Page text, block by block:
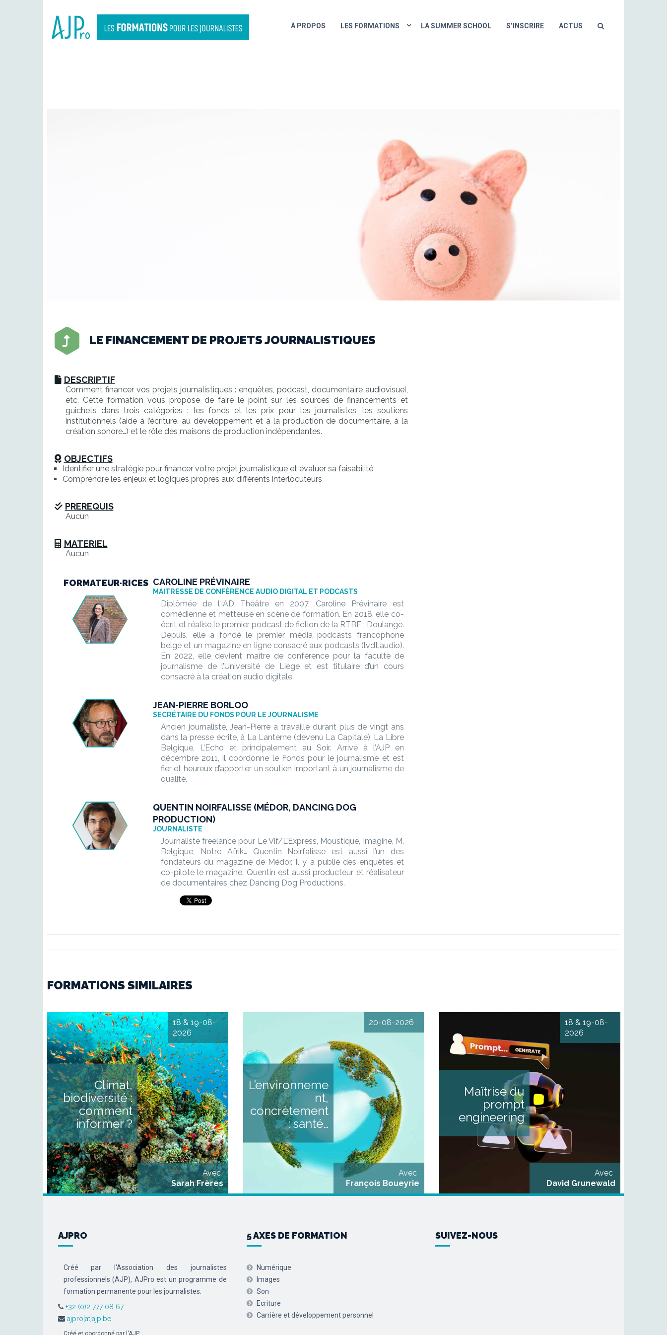
À PROPOS LES FORMATIONS LA SUMMER SCHOOL S’INSCRIRE ACTUS
LE FINANCEMENT DE PROJETS JOURNALISTIQUES
DESCRIPTIF
Comment financer vos projets journalistiques : enquêtes, podcast, documentaire audiovisuel,
etc. Cette formation vous propose de faire le point sur les sources de financements et
guichets dans trois catégories : les fonds et les prix pour les journalistes, les soutiens
institutionnels (aide à l’écriture, au développement et à la production de documentaire, à la
création sonore…) et le rôle des maisons de production indépendantes.
OBJECTIFS
Identifier une stratégie pour financer votre projet journalistique et évaluer sa faisabilité
Comprendre les enjeux et logiques propres aux différents interlocuteurs
PREREQUIS
Aucun
MATERIEL
Aucun
FORMATEUR·RICES CAROLINE PRÉVINAIRE
MAITRESSE DE CONFÉRENCE AUDIO DIGITAL ET PODCASTS
Diplômée de l’IAD Théâtre en 2007, Caroline Prévinaire est
comédienne et metteuse en scène de formation. En 2018, elle co-
écrit et réalise le premier podcast de fiction de la RTBF : Doulange.
Depuis, elle a fondé le premier média podcasts francophone
belge et un magazine en ligne consacré aux podcasts (lvdt.audio).
En 2022, elle devient maître de conférence pour la faculté de
journalisme de l’Université de Liège et est titulaire d’un cours
consacré à la création audio digitale.
JEAN-PIERRE BORLOO
SECRÉTAIRE DU FONDS POUR LE JOURNALISME
Ancien journaliste, Jean-Pierre a travaillé durant plus de vingt ans
dans la presse écrite, à La Lanterne (devenu La Capitale), La Libre
Belgique, L’Echo et principalement au Soir. Arrivé à l’AJP en
décembre 2011, il coordonne le Fonds pour le journalisme et est
fier et heureux d’apporter un soutien important à un journalisme de
qualité.
QUENTIN NOIRFALISSE (MÉDOR, DANCING DOG
PRODUCTION)
JOURNALISTE
Journaliste freelance pour Le Vif/L’Express, Moustique, Imagine, M.
Belgique, Notre Afrik… Quentin Noirfalisse est aussi l’un des
fondateurs du magazine de Médor. Il y a publié des enquêtes et
co-pilote le magazine. Quentin est aussi producteur et réalisateur
de documentaires chez Dancing Dog Productions.
FORMATIONS SIMILAIRES
18 & 19-08-
2026
Climat,
biodiversité :
comment
informer ?
Avec
Sarah Frères
Parler du climat dans les
médias Climat, pollution,
biodiversité : introduction aux
enjeux environnementaux
DESCRIPTIF Considérés
comme anxiogènes,
techniques ou militants, les
enjeux environnementaux
sont parfois relégués au
second plan. Leur couverture
médiatique divise au sein
même des rédactions. Or, la
crise environnementale est
systémique et touche à tous
les domaines d’une
organisation d’information
générale [...]
20-08-2026
L’environneme
nt,
concrètement
: santé…
Avec
François Boueyrie
L’environnement,
concrètement Santé,
économie… L’environnement à
travers trois enjeux proches
du quotidien DESCRIPTIF
Cette formation vous propose
d’aborder les enjeux
environnementaux à travers
des angles très concrets et
proches de notre quotidien,
grâce à l’éclairage d’expert.es
qui proposeront chacun.e
une synthèse sur leur
thématique : Environnement
& Santé (impacts des
dérèglements, pollution…)
avec Céline Bertrand, [...]
18 & 19-08-
2026
Maîtrise du
prompt
engineering
Avec
David Grunewald
Maîtrise du prompt
engineering et des outils IA
L'IA pour optimiser le travail
des journalistes au quotidien
DESCRIPTIF Vous souhaitez
organiser l’usage de l’IA pour
enrichir votre travail au
quotidien et votre processus
d’écriture ? Nous vous
proposons cette formation
articulée autour de deux
modules : Module 1
Acculturation et appropriation
des outils de l’IA [...]
AJPRO
Créé par l'Association des journalistes
professionnels (AJP), AJPro est un programme de
formation permanente pour les journalistes.
+32 (0)2 777 08 67
ajpro[at]ajp.be
Créé et coordonné par l'AJP
5 AXES DE FORMATION
Numérique
Images
Son
Ecriture
Carrière et développement personnel
SUIVEZ-NOUS